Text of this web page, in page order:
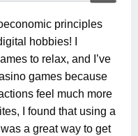
principles
hobbies! I
to relax, and I’ve
games because
feel much more
I found that using a
was a great way to get